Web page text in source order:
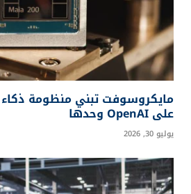
مايكروسوفت تبني منظومة
على OpenAI وحدها
يوليو 30, 2026